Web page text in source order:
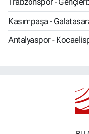
Trabzonspor -
Kasımpaşa -
Antalyaspor -